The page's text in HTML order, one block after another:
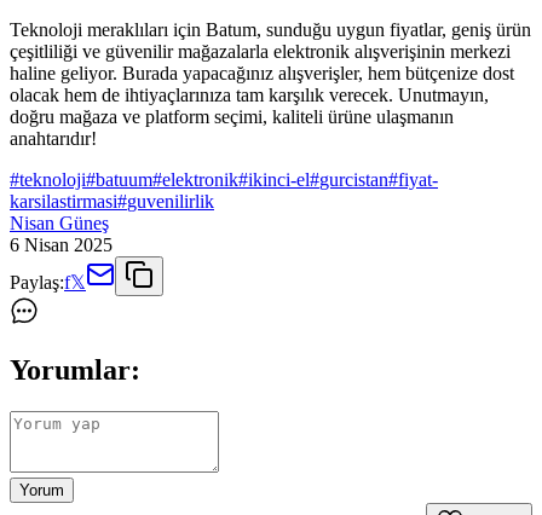
Teknoloji meraklıları için Batum, sunduğu uygun fiyatlar, geniş ürün
çeşitliliği ve güvenilir mağazalarla elektronik alışverişinin merkezi
haline geliyor. Burada yapacağınız alışverişler, hem bütçenize dost
olacak hem de ihtiyaçlarınıza tam karşılık verecek. Unutmayın,
doğru mağaza ve platform seçimi, kaliteli ürüne ulaşmanın
anahtarıdır!
#teknoloji#batuum#elektronik#ikinci-el#gurcistan#fiyat-
karsilastirmasi#guvenilirlik
Nisan Güneş
6 Nisan 2025
Paylaş:f𝕏
Yorumlar:
Yorum